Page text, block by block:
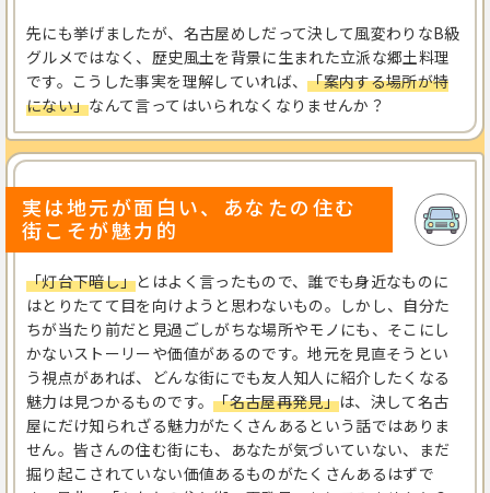
先にも挙げましたが、名古屋めしだって決して風変わりなB級
グルメではなく、歴史風土を背景に生まれた立派な郷土料理
です。こうした事実を理解していれば、「案内する場所が特
にない」なんて言ってはいられなくなりませんか？
実は地元が面白い、あなたの住む
街こそが魅力的
「灯台下暗し」とはよく言ったもので、誰でも身近なものに
はとりたてて目を向けようと思わないもの。しかし、自分た
ちが当たり前だと見過ごしがちな場所やモノにも、そこにし
かないストーリーや価値があるのです。地元を見直そうとい
う視点があれば、どんな街にでも友人知人に紹介したくなる
魅力は見つかるものです。「名古屋再発見」は、決して名古
屋にだけ知られざる魅力がたくさんあるという話ではありま
せん。皆さんの住む街にも、あなたが気づいていない、まだ
掘り起こされていない価値あるものがたくさんあるはずで